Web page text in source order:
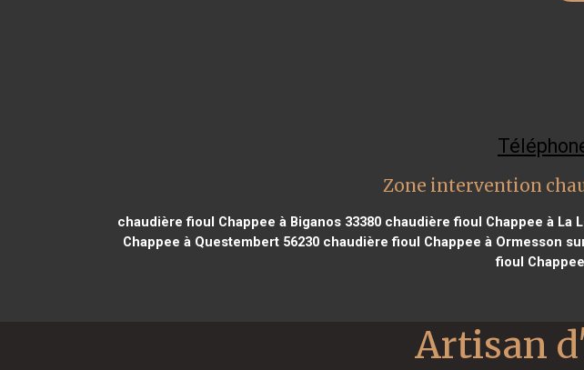
Zone intervention
chaudière fioul Chappee à Biganos 33380chaudière fioul Chappee à La
Chappee à Questembert 56230 chaudière fioul Chappee à Ormesson
fioul
Artisan